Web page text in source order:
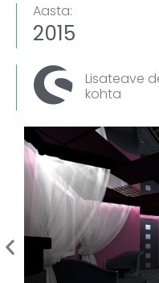
Aasta:
2015
Lisateave
kohta